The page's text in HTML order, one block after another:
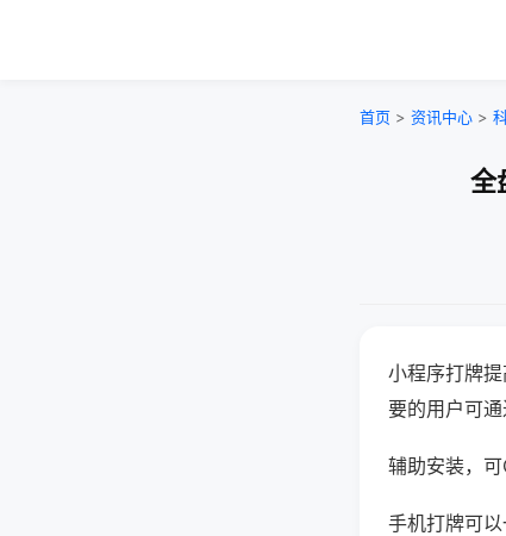
首页 > 资讯中心 >
全
小程序打牌
要的用户可通
辅助安装，
手机打牌可